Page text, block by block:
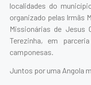
localidades do
organizado pelas Irmãs
Missionárias de Jesus
Terezinha, em
camponesas.
Juntos por uma Angola